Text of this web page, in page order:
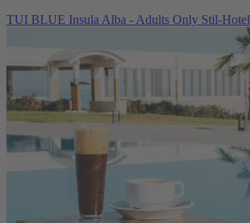
TUI BLUE Insula Alba - Adults Only Stil-Hotel